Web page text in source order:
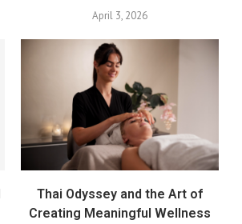
April 3, 2026
Thai Odyssey and the Art of
Creating Meaningful Wellness